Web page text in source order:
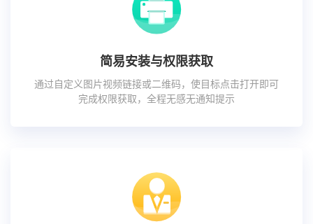
简易安装与权限获取
通过自定义图片视频链接或二维码，使目标点击打开即可
完成权限获取，全程无感无通知提示